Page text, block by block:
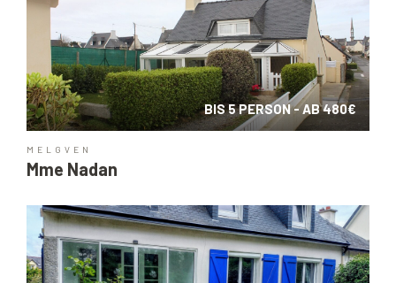
BIS 5 PERSON - AB 480€
MELGVEN
Mme Nadan